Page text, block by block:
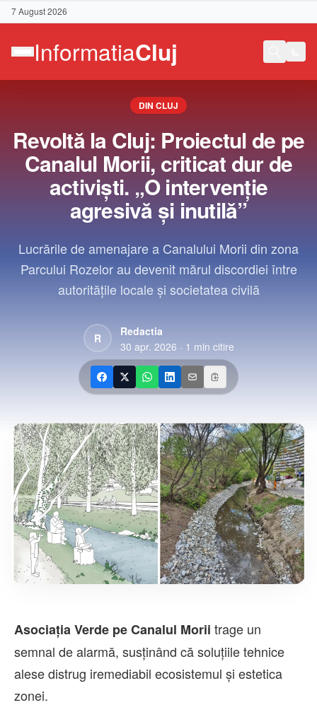
7 August 2026
DIN CLUJ
Revoltă la Cluj: Proiectul de pe
Canalul Morii, criticat dur de
activiști. „O intervenție
agresivă și inutilă”
Lucrările de amenajare a Canalului Morii din zona
Parcului Rozelor au devenit mărul discordiei între
autoritățile locale și societatea civilă
R
Redactia
30 apr. 2026 · 1 min citire
Asociația Verde pe Canalul Morii trage un
semnal de alarmă, susținând că soluțiile tehnice
alese distrug iremediabil ecosistemul și estetica
zonei.